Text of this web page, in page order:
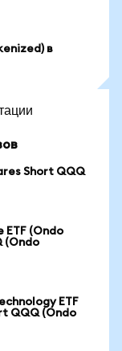
в
Short QQQ
ETF (Ondo
(Ondo
ETF
QQQ (Ondo